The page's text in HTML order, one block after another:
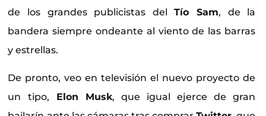
de los grandes publicistas delTío Sam, de la
bandera siempre ondeante al viento de las barras
y estrellas.
De pronto, veo en televisión el nuevo proyecto de
un tipo, Elon Musk, que igual ejerce de gran